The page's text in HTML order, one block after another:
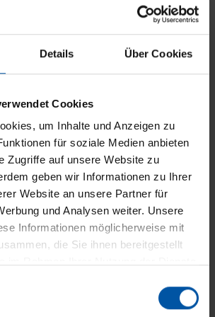
Details Über Cookies
Cookies
um Inhalte und Anzeigen zu
für soziale Medien anbieten
Zugriffe auf unsere Website zu
geben wir Informationen zu Ihrer
Website an unsere Partner für
und Analysen weiter. Unsere
Informationen möglicherweise mit
die Sie ihnen bereitgestellt
Steuerung nach dem Wetter